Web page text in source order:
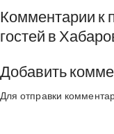
Комментарии к
гостей в
Добавить
Для отправки